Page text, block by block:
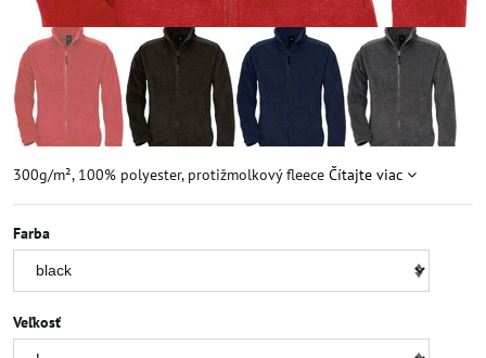
300g/m², 100% polyester, protižmolkový fleece Čítajte viac
Farba
Veľkosť